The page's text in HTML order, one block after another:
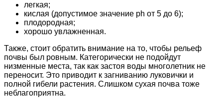
легкая;
кислая (допустимое значение ph от 5 до 6);
плодородная;
хорошо увлажненная.
Также, стоит обратить внимание на то, чтобы рельеф
почвы был ровным. Категорически не подойдут
низменные места, так как застоя воды многолетник не
переносит. Это приводит к загниванию луковички и
полной гибели растения. Слишком сухая почва тоже
неблагоприятна.